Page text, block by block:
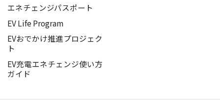
エネチェンジパスポート
EV Life Program
EVおでかけ推進プロジェク
ト
EV充電エネチェンジ使い方
ガイド